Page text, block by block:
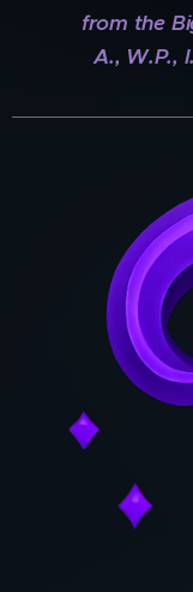
from the
A., W.P.,